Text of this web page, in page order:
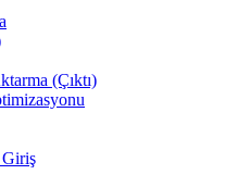
(Çıktı)
Giriş